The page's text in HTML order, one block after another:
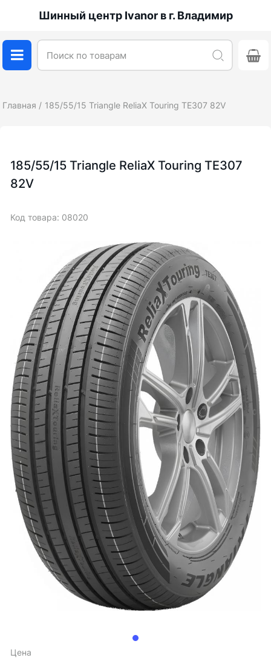
Шинный центр Ivanor в г. Владимир
Главная 185/55/15 Triangle ReliaX Touring TE307 82V
Цена
185/55/15 Triangle ReliaX Touring TE307
82V
Код товара: 08020